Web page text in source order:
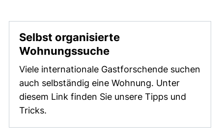
Selbst organisierte
Wohnungssuche
Viele internationale Gastforschende suchen
auch selbständig eine Wohnung. Unter
diesem Link finden Sie unsere Tipps und
Tricks.